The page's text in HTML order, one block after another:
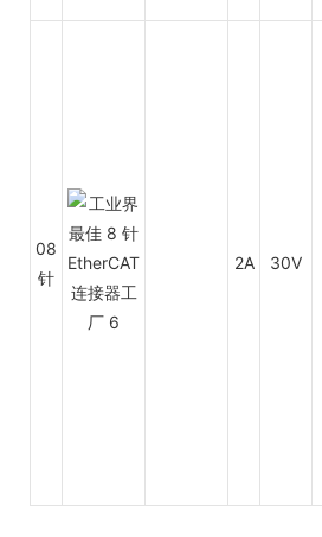
08
针
2A 30V